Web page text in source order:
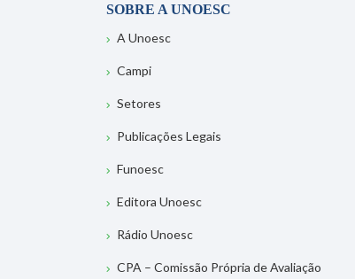
SOBRE A UNOESC
A Unoesc
Campi
Setores
Publicações Legais
Funoesc
Editora Unoesc
Rádio Unoesc
CPA – Comissão Própria de Avaliação